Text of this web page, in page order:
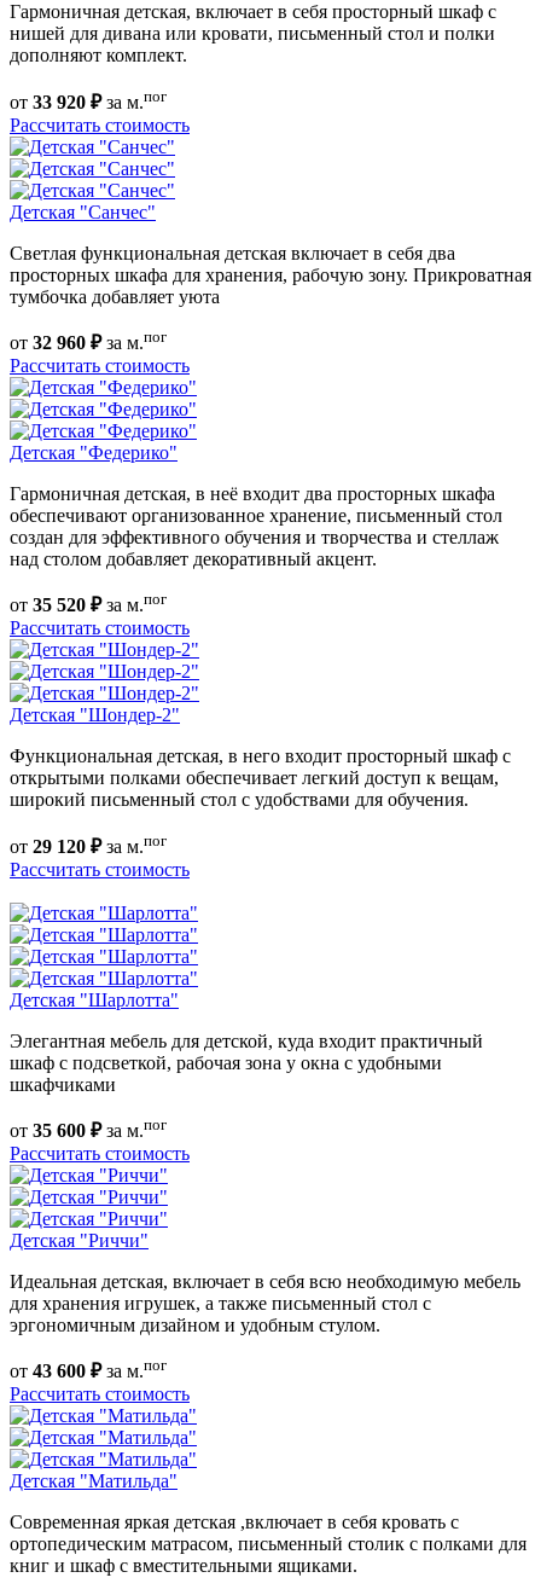
Гармоничная детская, включает в себя просторный шкаф с
нишей для дивана или кровати, письменный стол и полки
дополняют комплект.
от 33 920 ₽за м.пог
Рассчитать стоимость
Детская "Санчес"
Светлая функциональная детская включает в себя два
просторных шкафа для хранения, рабочую зону. Прикроватная
тумбочка добавляет уюта
от 32 960 ₽за м.пог
Рассчитать стоимость
Детская "Федерико"
Гармоничная детская, в неё входит два просторных шкафа
обеспечивают организованное хранение, письменный стол
создан для эффективного обучения и творчества и стеллаж
над столом добавляет декоративный акцент.
от 35 520 ₽за м.пог
Рассчитать стоимость
Детская "Шондер-2"
Функциональная детская, в него входит просторный шкаф с
открытыми полками обеспечивает легкий доступ к вещам,
широкий письменный стол с удобствами для обучения.
от 29 120 ₽за м.пог
Рассчитать стоимость
Детская "Шарлотта"
Элегантная мебель для детской, куда входит практичный
шкаф с подсветкой, рабочая зона у окна с удобными
шкафчиками
от 35 600 ₽за м.пог
Рассчитать стоимость
Детская "Риччи"
Идеальная детская, включает в себя всю необходимую мебель
для хранения игрушек, а также письменный стол с
эргономичным дизайном и удобным стулом.
от 43 600 ₽за м.пог
Рассчитать стоимость
Детская "Матильда"
Современная яркая детская ,включает в себя кровать с
ортопедическим матрасом, письменный столик с полками для
книг и шкаф с вместительными ящиками.